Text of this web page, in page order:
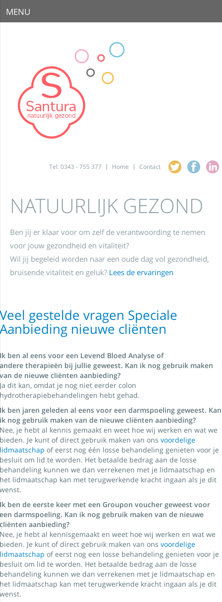
MENU
Tel: 0343 - 755 377 Home Contact
NATUURLIJK GEZOND
Ben jij er klaar voor om zelf de verantwoording te nemen
voor jouw gezondheid en vitaliteit?
Wil jij begeleid worden naar een oude dag vol gezondheid,
bruisende vitaliteit en geluk? Lees de ervaringen
Veel gestelde vragen Speciale
Aanbieding nieuwe cliënten
Ik ben al eens voor een Levend Bloed Analyse of
andere therapieën bij jullie geweest. Kan ik nog gebruik maken
van de nieuwe cliënten aanbieding?
Ja dit kan, omdat je nog niet eerder colon
hydrotherapiebehandelingen hebt gehad.
Ik ben jaren geleden al eens voor een darmspoeling geweest. Kan
ik nog gebruik maken van de nieuwe cliënten aanbieding?
Nee, je hebt al kennis gemaakt en weet hoe wij werken en wat we
bieden. Je kunt of direct gebruik maken van onsvoordelige
lidmaatschap of eerst nog één losse behandeling genieten voor je
besluit om lid te worden. Het betaalde bedrag aan de losse
behandeling kunnen we dan verrekenen met je lidmaatschap en
het lidmaatschap kan met terugwerkende kracht ingaan als je dit
wenst.
Ik ben de eerste keer met een Groupon voucher geweest voor
een darmspoeling. Kan ik nog gebruik maken van de nieuwe
cliënten aanbieding?
Nee, je hebt al kennisgemaakt en weet hoe wij werken en wat we
bieden. Je kunt of direct gebruik maken van onsvoordelige
lidmaatschap of eerst nog een losse behandeling genieten voor je
besluit om lid te worden. Het betaalde bedrag aan de losse
behandeling kunnen we dan verrekenen met je lidmaatschap en
het lidmaatschap kan met terugwerkende kracht ingaan als je dit
wenst.